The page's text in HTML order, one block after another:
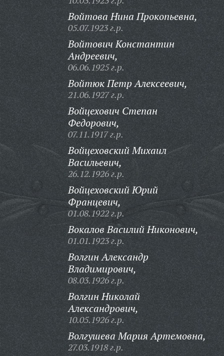
Войтова Нина Прокопьевна,
05.07.1923 г.р.
Войтович Константин
Андреевич,
06.06.1925 г.р.
Войтюк Петр Алексеевич,
21.06.1927 г.р.
Войцехович Степан
Федорович,
07.11.1917 г.р.
Войцеховский Михаил
Васильевич,
26.12.1926 г.р.
Войцеховский Юрий
Францевич,
01.08.1922 г.р.
Вокалов Василий Никонович,
01.01.1923 г.р.
Волгин Александр
Владимирович,
08.03.1926 г.р.
Волгин Николай
Александрович,
10.05.1926 г.р.
Волгушева Мария Артемовна,
27.03.1918 г.р.